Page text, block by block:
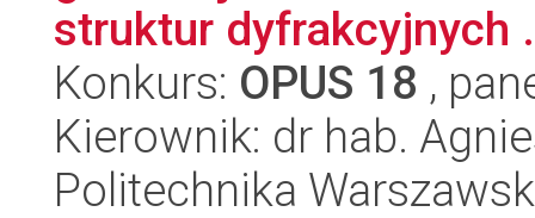
struktur dyfrakcyjnych
Konkurs: OPUS 18 ,
Kierownik: dr hab.
Politechnika